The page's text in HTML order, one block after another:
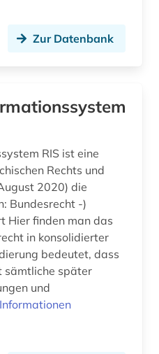
Zur Datenbank
RIS ist eine
Rechts und
2020) die
)
Hier finden man das
in konsolidierter
bedeutet, dass
sämtliche später
und